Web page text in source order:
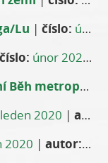
Lu |číslo: únor 2020
číslo: únor 2020 |
Půlnoční silvestrovsko-novoroční Běh metropole
leden 2020 |autor:
2020 |autor:-